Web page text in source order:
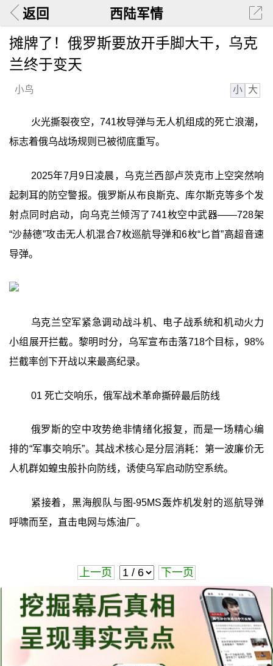
返回 西陆军情
摊牌了！俄罗斯要放开手脚大干，乌克
兰终于变天
小鸟 小 大
火光撕裂夜空，741枚导弹与无人机组成的死亡浪潮，
标志着俄乌战场规则已被彻底重写。
2025年7月9日凌晨，乌克兰西部卢茨克市上空突然响
起刺耳的防空警报。俄罗斯从布良斯克、库尔斯克等多个发
射点同时启动，向乌克兰倾泻了741枚空中武器——728架
“沙赫德”攻击无人机混合7枚巡航导弹和6枚“匕首”高超音速
导弹。
乌克兰空军紧急调动战斗机、电子战系统和机动火力
小组展开拦截。黎明时分，乌军宣布击落718个目标，98%
拦截率创下开战以来最高纪录。
01 死亡交响乐，俄军战术革命撕碎最后防线
俄罗斯的空中攻势绝非情绪化报复，而是一场精心编
排的“军事交响乐”。其战术核心是分层消耗：第一波廉价无
人机群如蝗虫般扑向防线，诱使乌军启动防空系统。
紧接着，黑海舰队与图-95MS轰炸机发射的巡航导弹
呼啸而至，直击电网与炼油厂。
上一页 下一页